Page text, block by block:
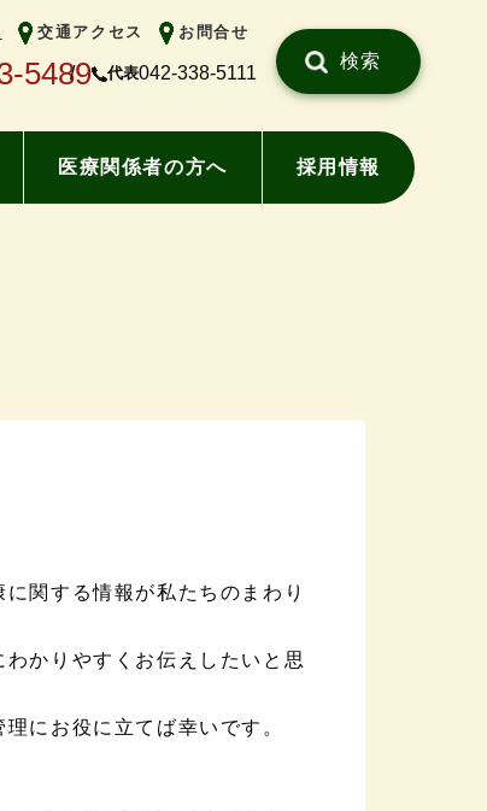
交通アクセス お問合せ
5489 代表042-338-5111
検索
医療関係者の方へ 採用情報
関する情報が私たちのまわり
かりやすくお伝えしたいと思
にお役に立てば幸いです。